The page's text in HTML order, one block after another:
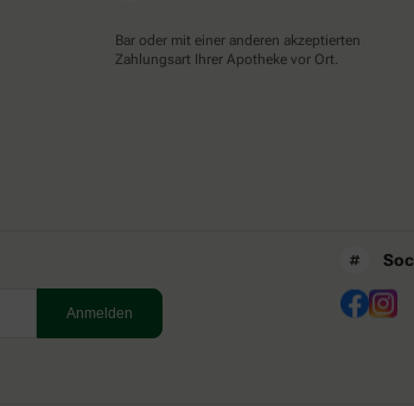
Bar oder mit einer anderen akzeptierten
Zahlungsart Ihrer Apotheke vor Ort.